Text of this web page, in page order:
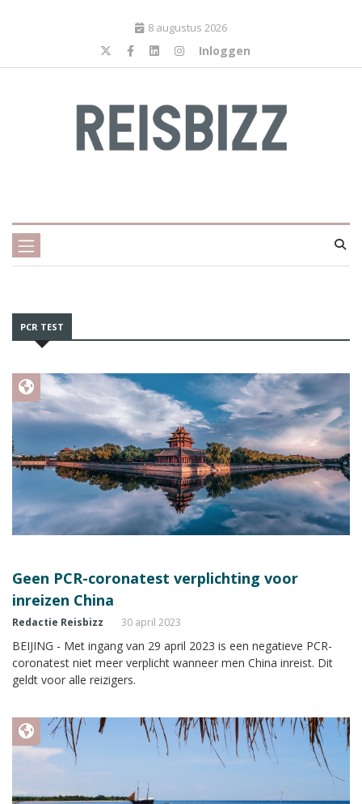
8 augustus 2026
Inloggen
PCR TEST
Geen PCR-coronatest verplichting voor
inreizen China
Redactie Reisbizz 30 april 2023
BEIJING - Met ingang van 29 april 2023 is een negatieve PCR-
coronatest niet meer verplicht wanneer men China inreist. Dit
geldt voor alle reizigers.